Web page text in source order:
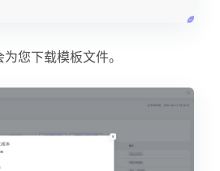
为您下载模板文件。